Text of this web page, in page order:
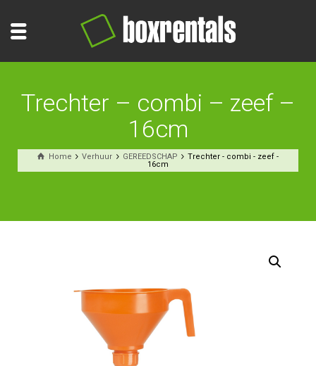
Trechter – combi – zeef –
16cm
Home Verhuur GEREEDSCHAP
Trechter - combi - zeef -
16cm